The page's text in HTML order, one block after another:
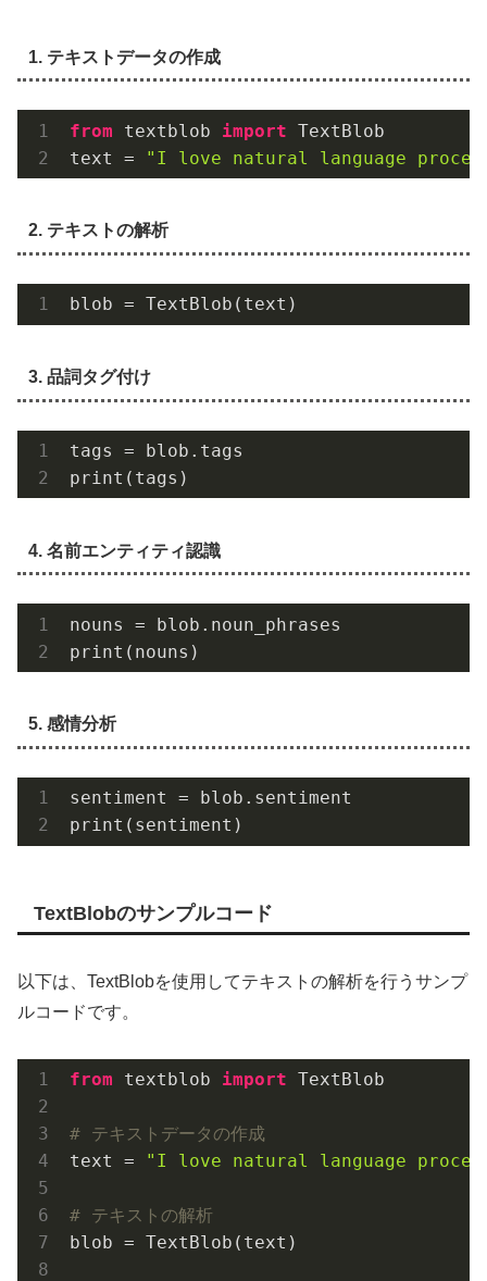
1. テキストデータの作成
from textblob import TextBlob
text =
"I love natural language
2. テキストの解析
3. 品詞タグ付け
tags = blob.tags
4. 名前エンティティ認識
nouns = blob.noun_phrases
5. 感情分析
sentiment = blob.sentiment
TextBlobのサンプルコード
以下は、TextBlobを使用してテキストの解析を行うサンプ
ルコードです。
from textblob import TextBlob
# テキストデータの作成
text =
"I love natural language
# テキストの解析
blob = TextBlob(text)